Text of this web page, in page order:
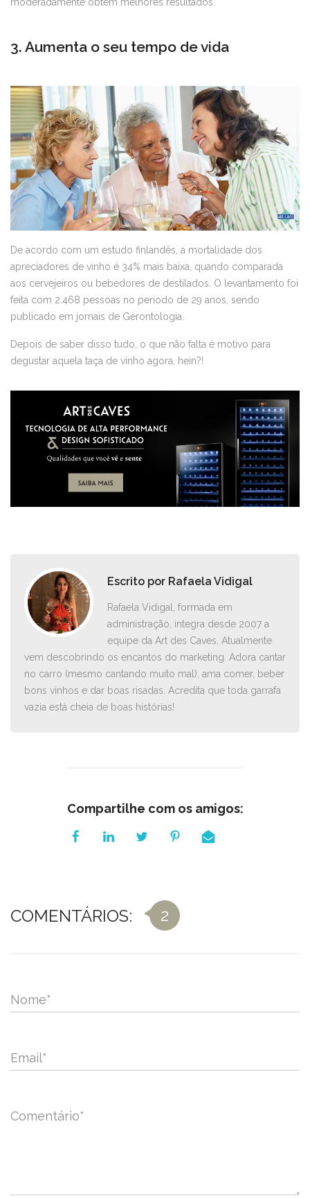
3. Aumenta o seu tempo de vida
De acordo com um estudo finlandês, a mortalidade dos
apreciadores de vinho é 34% mais baixa, quando comparada
aos cervejeiros ou bebedores de destilados. O levantamento foi
feita com 2.468 pessoas no período de 29 anos, sendo
publicado em jornais de Gerontologia.
Depois de saber disso tudo, o que não falta é motivo para
degustar aquela taça de vinho agora, hein?!
Escrito por Rafaela Vidigal
Rafaela Vidigal, formada em
administração, integra desde 2007 a
equipe da Art des Caves. Atualmente
vem descobrindo os encantos do marketing. Adora cantar
no carro ­(mesmo cantando muito mal), ama comer, beber
bons vinhos e dar boas risadas. Acredita que toda garrafa
vazia está cheia de boas histórias!
Compartilhe com os amigos:
COMENTÁRIOS: 2
Nome*
Email*
Comentário*